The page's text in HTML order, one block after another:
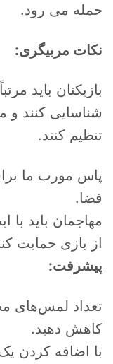
حمله می رود.
نکات مربیگری:
بازیکنان باید
شناسایی کنند و
تنظیم کنند.
پاس مورب ما
فضا.
مهاجمان باید
از بازی حمایت
پیشرفت:
تعداد لمس‌های
کاهش دهید.
با اضافه کردن